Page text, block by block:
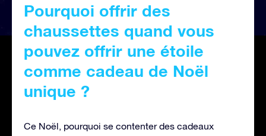
Pourquoi offrir des
chaussettes quand vous
pouvez offrir une étoile
comme cadeau de Noël
unique ?
Ce Noël, pourquoi se contenter des cadeaux